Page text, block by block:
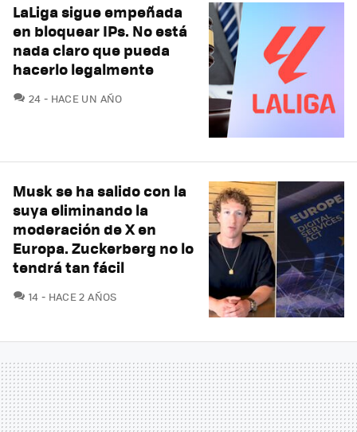
LaLiga sigue empeñada
en bloquear IPs. No está
nada claro que pueda
hacerlo legalmente
24 COMENTARIOS
HACE UN AÑO
Musk se ha salido con la
suya eliminando la
moderación de X en
Europa. Zuckerberg no lo
tendrá tan fácil
14 COMENTARIOS
HACE 2 AÑOS